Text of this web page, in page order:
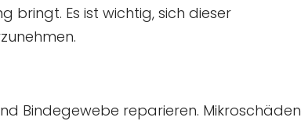
bringt. Es ist wichtig, sich dieser
Bindegewebe reparieren. Mikroschäden